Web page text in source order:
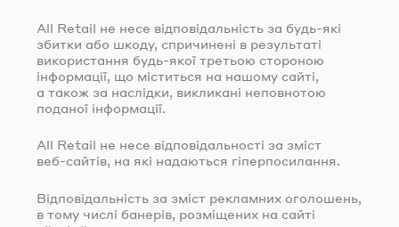
All Retail не несе відповідальність за будь-які
збитки або шкоду, спричинені в результаті
використання будь-якої третьою стороною
інформації, що міститься на нашому сайті,
а також за наслідки, викликані неповнотою
поданої інформації.
All Retail не несе відповідальності за зміст
веб-сайтів, на які надаються гіперпосилання.
Відповідальність за зміст рекламних оголошень,
в тому числі банерів, розміщених на сайті